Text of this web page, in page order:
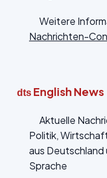
Weitere
Nachrichten-
dts English News
Aktuelle
Politik,
aus
Sprache